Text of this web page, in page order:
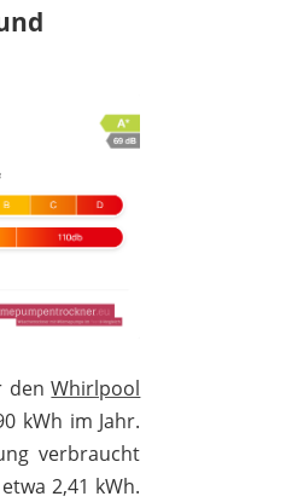
denWhirlpool
kWh im Jahr.
verbraucht
2,41 kWh.